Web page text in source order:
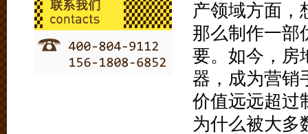
产领域方面，
那么制作一部
要。如今，房
器，成为营销
价值远远超过
为什么被大多